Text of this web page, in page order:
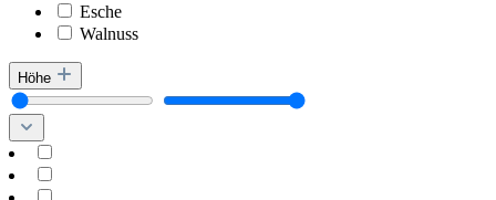
Esche
Walnuss
Höhe